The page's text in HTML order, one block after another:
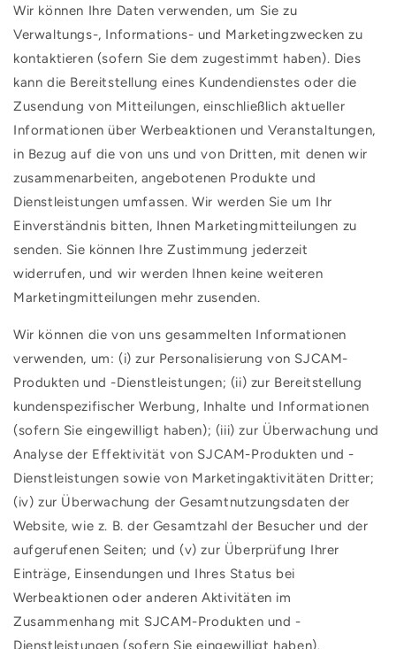
Wir können Ihre Daten verwenden, um Sie zu
Verwaltungs-, Informations- und Marketingzwecken zu
kontaktieren (sofern Sie dem zugestimmt haben). Dies
kann die Bereitstellung eines Kundendienstes oder die
Zusendung von Mitteilungen, einschließlich aktueller
Informationen über Werbeaktionen und Veranstaltungen,
in Bezug auf die von uns und von Dritten, mit denen wir
zusammenarbeiten, angebotenen Produkte und
Dienstleistungen umfassen. Wir werden Sie um Ihr
Einverständnis bitten, Ihnen Marketingmitteilungen zu
senden. Sie können Ihre Zustimmung jederzeit
widerrufen, und wir werden Ihnen keine weiteren
Marketingmitteilungen mehr zusenden.
Wir können die von uns gesammelten Informationen
verwenden, um: (i) zur Personalisierung von SJCAM-
Produkten und -Dienstleistungen; (ii) zur Bereitstellung
kundenspezifischer Werbung, Inhalte und Informationen
(sofern Sie eingewilligt haben); (iii) zur Überwachung und
Analyse der Effektivität von SJCAM-Produkten und -
Dienstleistungen sowie von Marketingaktivitäten Dritter;
(iv) zur Überwachung der Gesamtnutzungsdaten der
Website, wie z. B. der Gesamtzahl der Besucher und der
aufgerufenen Seiten; und (v) zur Überprüfung Ihrer
Einträge, Einsendungen und Ihres Status bei
Werbeaktionen oder anderen Aktivitäten im
Zusammenhang mit SJCAM-Produkten und -
Dienstleistungen (sofern Sie eingewilligt haben).